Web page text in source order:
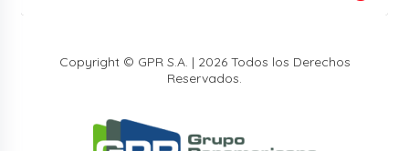
Copyright © GPR S.A. | 2026 Todos los Derechos
Reservados.